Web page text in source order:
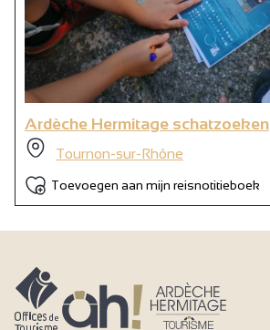
Ardèche Hermitage schatzoeken
Tournon-sur-Rhône
Toevoegen aan mijn reisnotitieboek